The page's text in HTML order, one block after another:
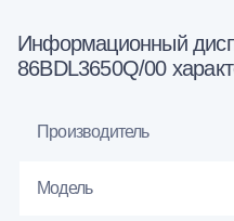
Информационный
86BDL3650Q/00
Производитель
Модель